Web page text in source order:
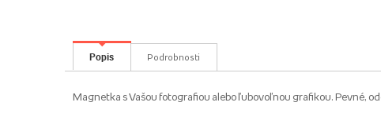
Popis Podrobnosti
Magnetka s Vašou fotografiou alebo ľubovoľnou grafikou. Pevné,